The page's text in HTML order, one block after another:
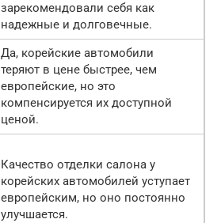
зарекомендовали себя как
надежные и долговечные.
Да, корейские автомобили
теряют в цене быстрее, чем
европейские, но это
компенсируется их доступной
ценой.
Качество отделки салона у
корейских автомобилей уступает
европейским, но оно постоянно
улучшается.